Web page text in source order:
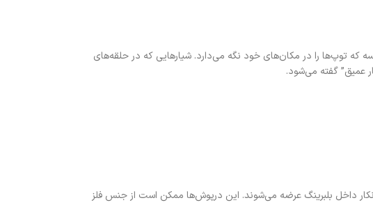
توپ‌ها را در مکان‌های خود نگه می‌دارد. شیارهایی که در حلقه‌های
عمیق” گفته می‌شود.
داخل بلبرینگ عرضه می‌شوند. این درپوش‌ها ممکن است از جنس فلز